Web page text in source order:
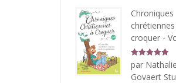
Chroniques
croquer -
5 sur
5
par Nathalie
Govaert